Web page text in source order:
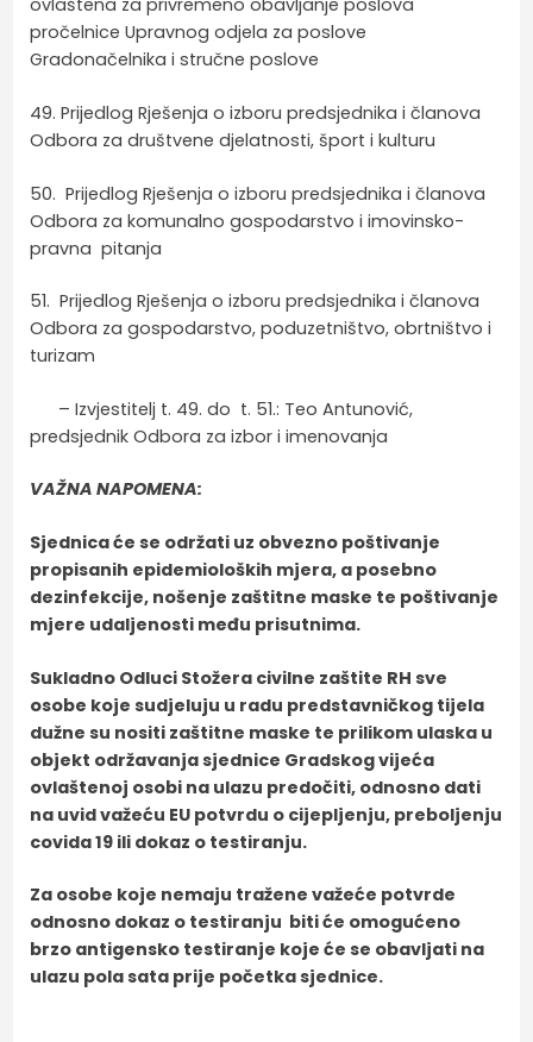
ovlaštena za privremeno obavljanje poslova
pročelnice Upravnog odjela za poslove
Gradonačelnika i stručne poslove
49. Prijedlog Rješenja o izboru predsjednika i članova
Odbora za društvene djelatnosti, šport i kulturu
50. Prijedlog Rješenja o izboru predsjednika i članova
Odbora za komunalno gospodarstvo i imovinsko-
pravna pitanja
51. Prijedlog Rješenja o izboru predsjednika i članova
Odbora za gospodarstvo, poduzetništvo, obrtništvo i
turizam
– Izvjestitelj t. 49. do t. 51.: Teo Antunović,
predsjednik Odbora za izbor i imenovanja
VAŽNA NAPOMENA:
Sjednica će se održati uz obvezno poštivanje
propisanih epidemioloških mjera, a posebno
dezinfekcije, nošenje zaštitne maske te poštivanje
mjere udaljenosti među prisutnima.
Sukladno Odluci Stožera civilne zaštite RH sve
osobe koje sudjeluju u radu predstavničkog tijela
dužne su nositi zaštitne maske te prilikom ulaska u
objekt održavanja sjednice Gradskog vijeća
ovlaštenoj osobi na ulazu predočiti, odnosno dati
na uvid važeću EU potvrdu o cijepljenju, preboljenju
covida 19 ili dokaz o testiranju.
Za osobe koje nemaju tražene važeće potvrde
odnosno dokaz o testiranju biti će omogućeno
brzo antigensko testiranje koje će se obavljati na
ulazu pola sata prije početka sjednice.